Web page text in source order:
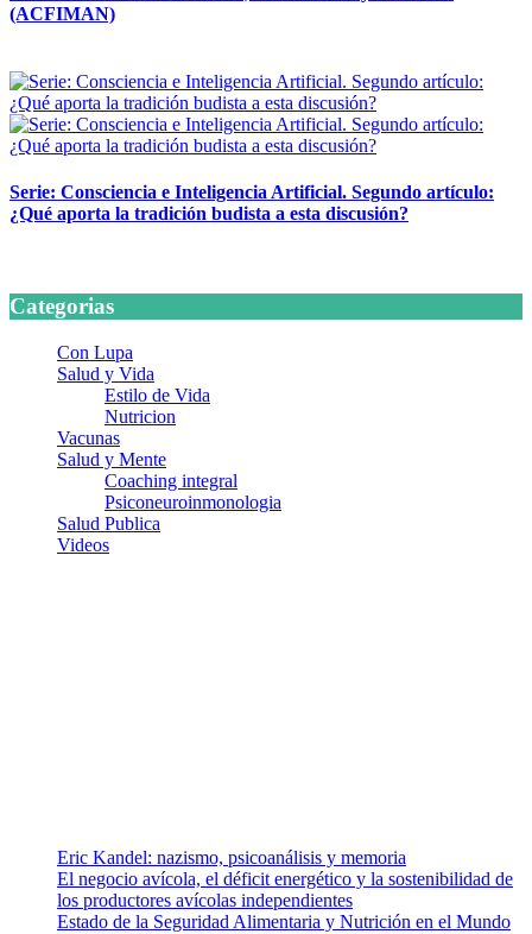
(ACFIMAN)
Serie: Consciencia e Inteligencia Artificial. Segundo artículo:
¿Qué aporta la tradición budista a esta discusión?
Categorias
Con Lupa
Salud y Vida
Estilo de Vida
Nutricion
Vacunas
Salud y Mente
Coaching integral
Psiconeuroinmonologia
Salud Publica
Videos
Eric Kandel: nazismo, psicoanálisis y memoria
El negocio avícola, el déficit energético y la sostenibilidad de
los productores avícolas independientes
Estado de la Seguridad Alimentaria y Nutrición en el Mundo